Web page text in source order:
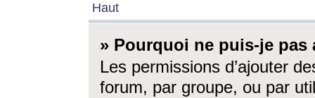
Haut
» Pourquoi ne puis-je
Les permissions d’ajouter
forum, par groupe, ou par